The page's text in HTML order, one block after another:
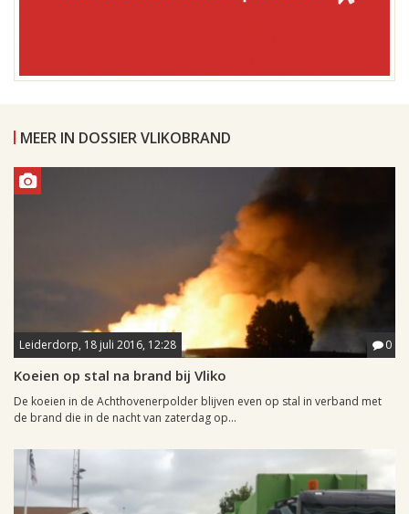
MEER IN DOSSIER VLIKOBRAND
Leiderdorp, 18 juli 2016, 12:28 0
Koeien op stal na brand bij Vliko
De koeien in de Achthovenerpolder blijven even op stal in verband met
de brand die in de nacht van zaterdag op...